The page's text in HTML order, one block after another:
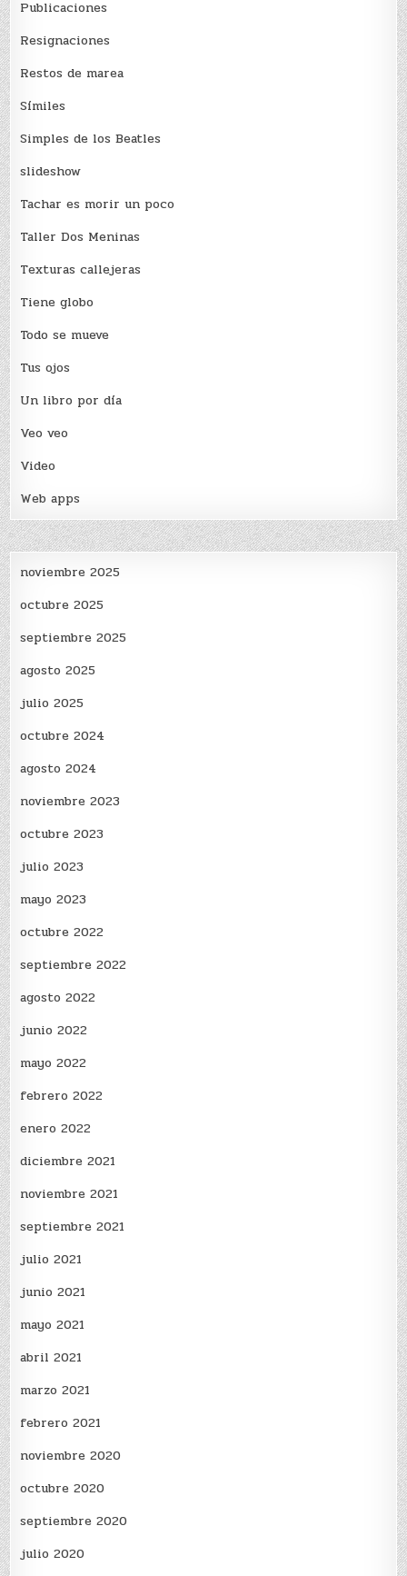
Publicaciones
Resignaciones
Restos de marea
Sí­miles
Simples de los Beatles
slideshow
Tachar es morir un poco
Taller Dos Meninas
Texturas callejeras
Tiene globo
Todo se mueve
Tus ojos
Un libro por día
Veo veo
Video
Web apps
noviembre 2025
octubre 2025
septiembre 2025
agosto 2025
julio 2025
octubre 2024
agosto 2024
noviembre 2023
octubre 2023
julio 2023
mayo 2023
octubre 2022
septiembre 2022
agosto 2022
junio 2022
mayo 2022
febrero 2022
enero 2022
diciembre 2021
noviembre 2021
septiembre 2021
julio 2021
junio 2021
mayo 2021
abril 2021
marzo 2021
febrero 2021
noviembre 2020
octubre 2020
septiembre 2020
julio 2020